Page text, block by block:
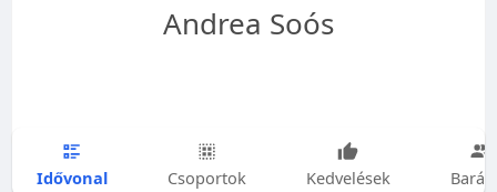
Andrea Soós
Idővonal Csoportok Kedvelések